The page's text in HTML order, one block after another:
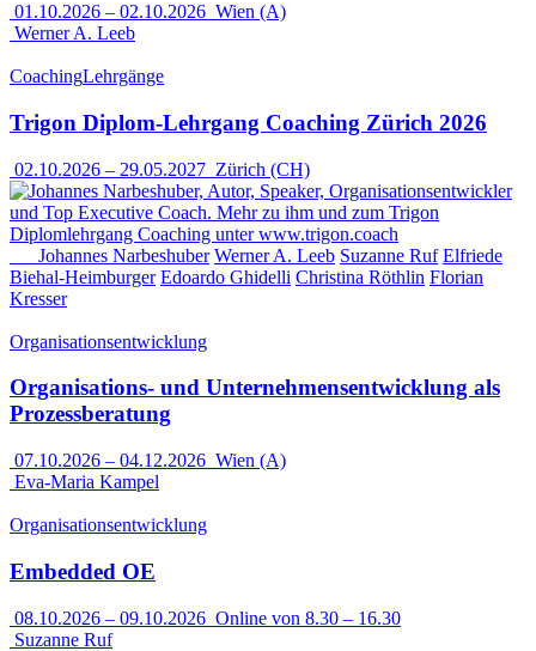
01.10.2026 – 02.10.2026 Wien (A)
Werner A. Leeb
CoachingLehrgänge
Trigon Diplom-Lehrgang Coaching Zürich 2026
02.10.2026 – 29.05.2027 Zürich (CH)
Johannes Narbeshuber Werner A. Leeb Suzanne Ruf Elfriede
Biehal-Heimburger Edoardo Ghidelli Christina Röthlin Florian
Kresser
Organisationsentwicklung
Organisations- und Unternehmensentwicklung als
Prozessberatung
07.10.2026 – 04.12.2026 Wien (A)
Eva-Maria Kampel
Organisationsentwicklung
Embedded OE
08.10.2026 – 09.10.2026 Online von 8.30 – 16.30
Suzanne Ruf